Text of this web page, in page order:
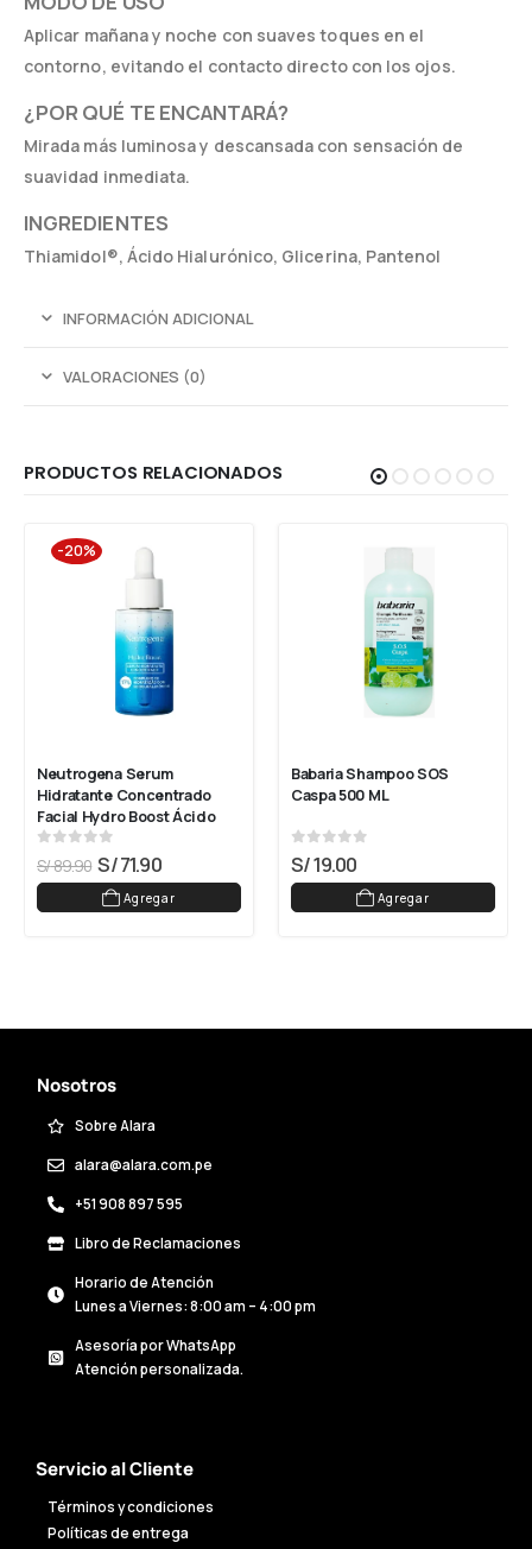
Aplicar mañana y noche con suaves toques en el
contorno, evitando el contacto directo con los ojos.
¿POR QUÉ TE ENCANTARÁ?
Mirada más luminosa y descansada con sensación de
suavidad inmediata.
INGREDIENTES
Thiamidol®, Ácido Hialurónico, Glicerina, Pantenol
INFORMACIÓN ADICIONAL
VALORACIONES (0)
PRODUCTOS RELACIONADOS
-20%
Neutrogena Serum
Hidratante Concentrado
Facial Hydro Boost Ácido
Hialurónico 30 Ml
out of 5
S/89.90 S/71.90
Agregar
Babaria Shampoo SOS
Caspa 500 ML
0 out of 5
S/19.00
Agregar
Nosotros
Sobre Alara
alara@alara.com.pe
+51 908 897 595
Libro de Reclamaciones
Horario de Atención
Lunes a Viernes: 8:00 am – 4:00 pm
Asesoría por WhatsApp
Atención personalizada.
Servicio al Cliente
Términos y condiciones
Políticas de entrega